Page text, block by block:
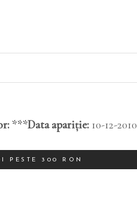
***Data apariție: 10-12-2010